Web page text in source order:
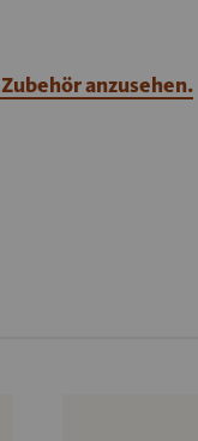
anzusehen.